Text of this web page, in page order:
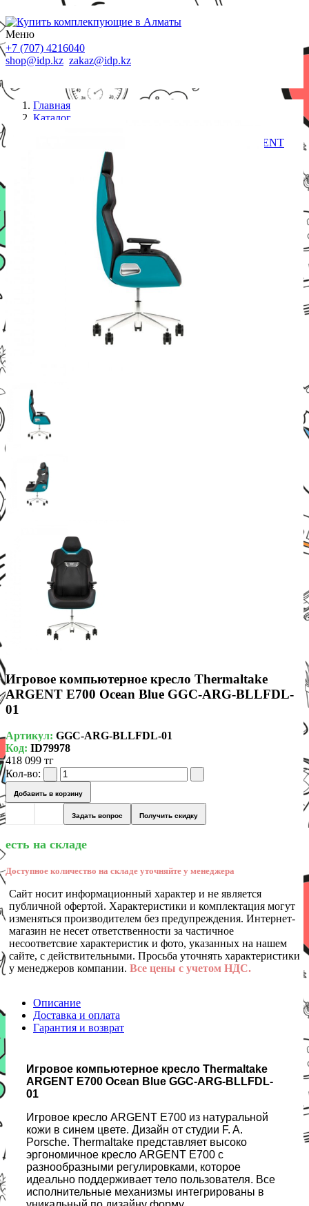
Меню
+7 (707) 4216040
shop@idp.kz zakaz@idp.kz
Главная
Каталог
Игровое компьютерное кресло Thermaltake ARGENT
E700 Ocean Blue GGC-ARG-BLLFDL-01
Игровое компьютерное кресло Thermaltake
ARGENT E700 Ocean Blue GGC-ARG-BLLFDL-
01
Артикул: GGC-ARG-BLLFDL-01
Код: ID79978
418 099 тг
Кол-во:
Добавить в корзину
Задать вопрос Получить скидку
есть на складе
Доступное количество на складе уточняйте у менеджера
Сайт носит информационный характер и не является
публичной офертой. Характеристики и комплектация могут
изменяться производителем без предупреждения. Интернет-
магазин не несет ответственности за частичное
несоответсвие характеристик и фото, указанных на нашем
сайте, с действительными. Просьба уточнять характеристики
у менеджеров компании. Все цены с учетом НДС.
Описание
Доставка и оплата
Гарантия и возврат
Игровое компьютерное кресло Thermaltake
ARGENT E700 Ocean Blue GGC-ARG-BLLFDL-
01
Игровое кресло ARGENT E700 из натуральной
кожи в синем цвете. Дизайн от студии F. A.
Porsche. Thermaltake представляет высоко
эргономичное кресло ARGENT E700 с
разнообразными регулировками, которое
идеально поддерживает тело пользователя. Все
исполнительные механизмы интегрированы в